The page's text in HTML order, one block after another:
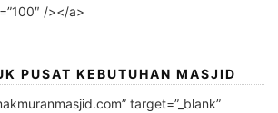
/></a>
PUSAT KEBUTUHAN MASJID
target=”_blank”